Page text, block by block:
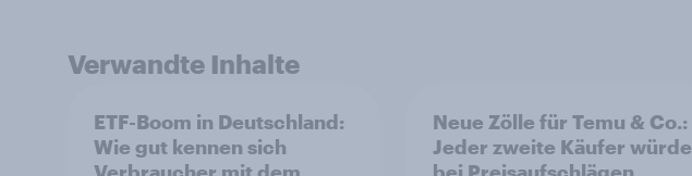
Verwandte Inhalte
ETF-Boom in Deutschland:
Wie gut kennen sich
Neue Zölle für Temu & Co.:
Jeder zweite Käufer würde